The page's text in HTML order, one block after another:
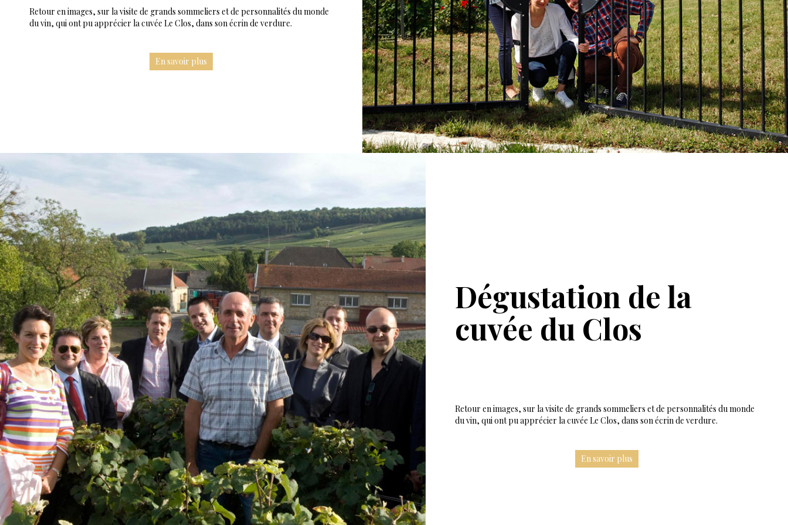
Retour en images, sur la visite de grands sommeliers et de personnalités du monde
du vin, qui ont pu apprécier la cuvée Le Clos, dans son écrin de verdure.
En savoir plus
Dégustation de la
cuvée du Clos
Retour en images, sur la visite de grands sommeliers et de personnalités du monde
du vin, qui ont pu apprécier la cuvée Le Clos, dans son écrin de verdure.
En savoir plus